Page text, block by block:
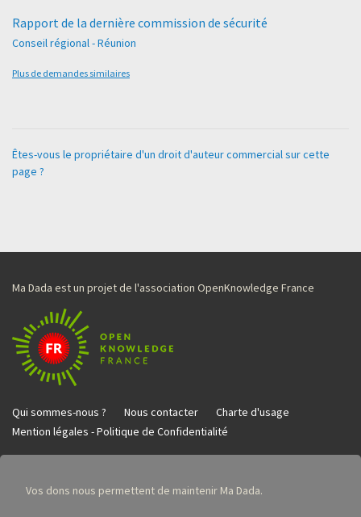
Rapport de la dernière commission de sécurité
Conseil régional - Réunion
Plus de demandes similaires
Êtes-vous le propriétaire d'un droit d'auteur commercial sur cette
page ?
Ma Dada est un projet de l'association OpenKnowledge France
Qui sommes-nous ? Nous contacter
Charte d'usage
Mention légales - Politique de Confidentialité
Vos dons nous permettent de maintenir Ma Dada.